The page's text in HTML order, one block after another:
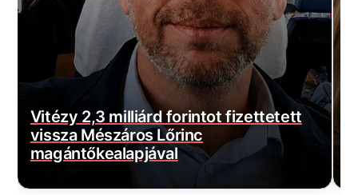
Borbás Marcsi nem hátrál, beperelte
Kocsis Mátét